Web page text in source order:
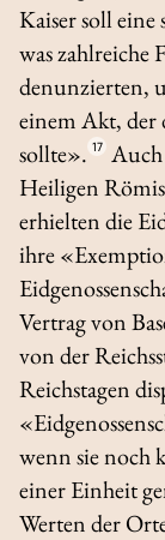
Kaiser soll
was zahlreiche
denunzierten,
einem Akt, der
sollte». 17
Heiligen
erhielten die
ihre
Vertrag von
von der
Reichstagen
wenn sie noch
einer Einheit
Werten der